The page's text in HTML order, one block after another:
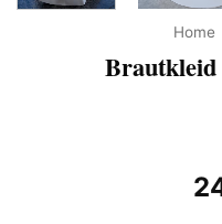
Home
Brautkleid